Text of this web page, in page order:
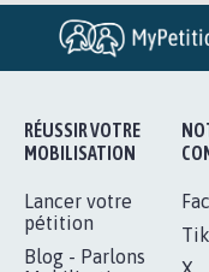
RÉUSSIR VOTRE
MOBILISATION
Lancer votre
pétition
Blog - Parlons